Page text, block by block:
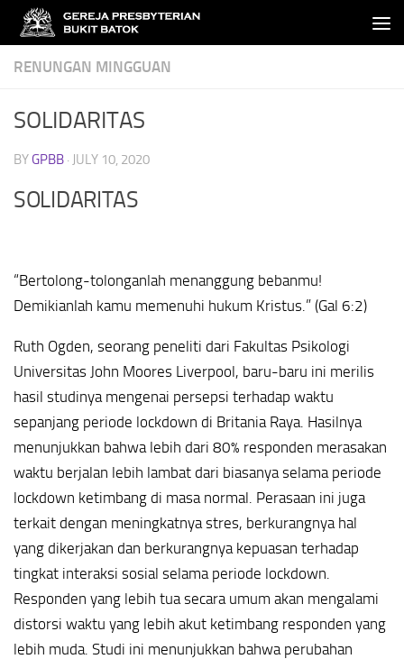
Skip to content
RENUNGAN MINGGUAN
SOLIDARITAS
BYGPBB · JULY 10, 2020
SOLIDARITAS
“Bertolong-tolonganlah menanggung bebanmu!
Demikianlah kamu memenuhi hukum Kristus.” (Gal 6:2)
Ruth Ogden, seorang peneliti dari Fakultas Psikologi
Universitas John Moores Liverpool, baru-baru ini merilis
hasil studinya mengenai persepsi terhadap waktu
sepanjang periode lockdown di Britania Raya. Hasilnya
menunjukkan bahwa lebih dari 80% responden merasakan
waktu berjalan lebih lambat dari biasanya selama periode
lockdown ketimbang di masa normal. Perasaan ini juga
terkait dengan meningkatnya stres, berkurangnya hal
yang dikerjakan dan berkurangnya kepuasan terhadap
tingkat interaksi sosial selama periode lockdown.
Responden yang lebih tua secara umum akan mengalami
distorsi waktu yang lebih akut ketimbang responden yang
lebih muda. Studi ini menunjukkan bahwa perubahan